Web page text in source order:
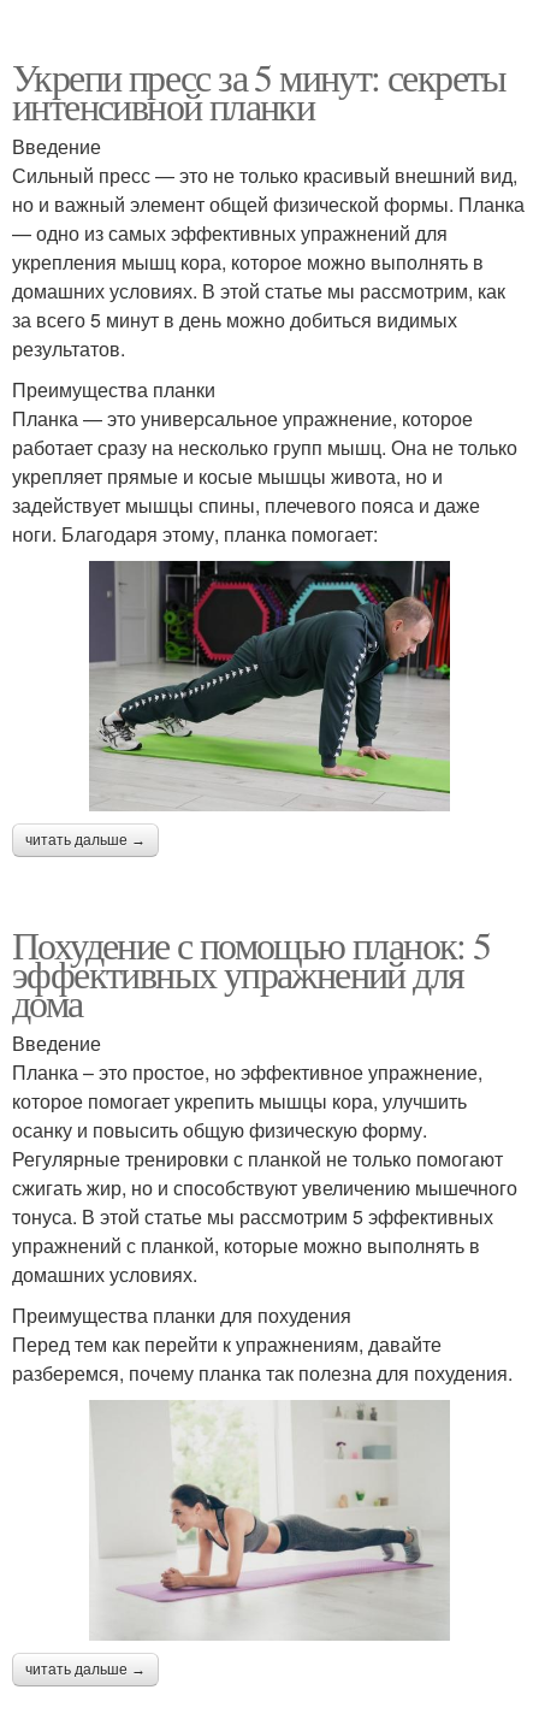
Укрепи пресс за 5 минут: секреты
интенсивной планки
Введение
Сильный пресс — это не только красивый внешний вид,
но и важный элемент общей физической формы. Планка
— одно из самых эффективных упражнений для
укрепления мышц кора, которое можно выполнять в
домашних условиях. В этой статье мы рассмотрим, как
за всего 5 минут в день можно добиться видимых
результатов.
Преимущества планки
Планка — это универсальное упражнение, которое
работает сразу на несколько групп мышц. Она не только
укрепляет прямые и косые мышцы живота, но и
задействует мышцы спины, плечевого пояса и даже
ноги. Благодаря этому, планка помогает:
читать дальше →
Похудение с помощью планок: 5
эффективных упражнений для
дома
Введение
Планка – это простое, но эффективное упражнение,
которое помогает укрепить мышцы кора, улучшить
осанку и повысить общую физическую форму.
Регулярные тренировки с планкой не только помогают
сжигать жир, но и способствуют увеличению мышечного
тонуса. В этой статье мы рассмотрим 5 эффективных
упражнений с планкой, которые можно выполнять в
домашних условиях.
Преимущества планки для похудения
Перед тем как перейти к упражнениям, давайте
разберемся, почему планка так полезна для похудения.
читать дальше →